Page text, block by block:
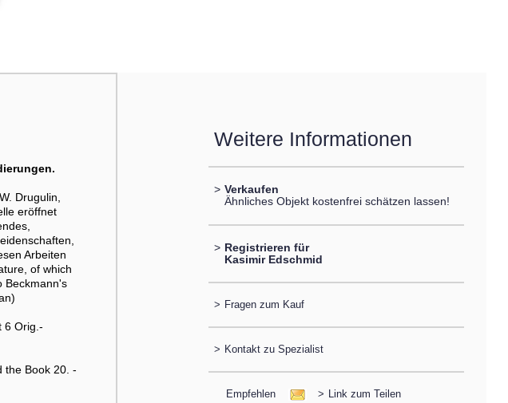
Drugulin,
eröffnet
Arbeiten
of which
Beckmann's
6 Orig.-
the Book 20. -
Weitere Informationen
> Verkaufen
Ähnliches Objekt kostenfrei schätzen lassen!
> Registrieren für
Kasimir Edschmid
> Fragen zum Kauf
> Kontakt zu Spezialist
Empfehlen > Link zum Teilen